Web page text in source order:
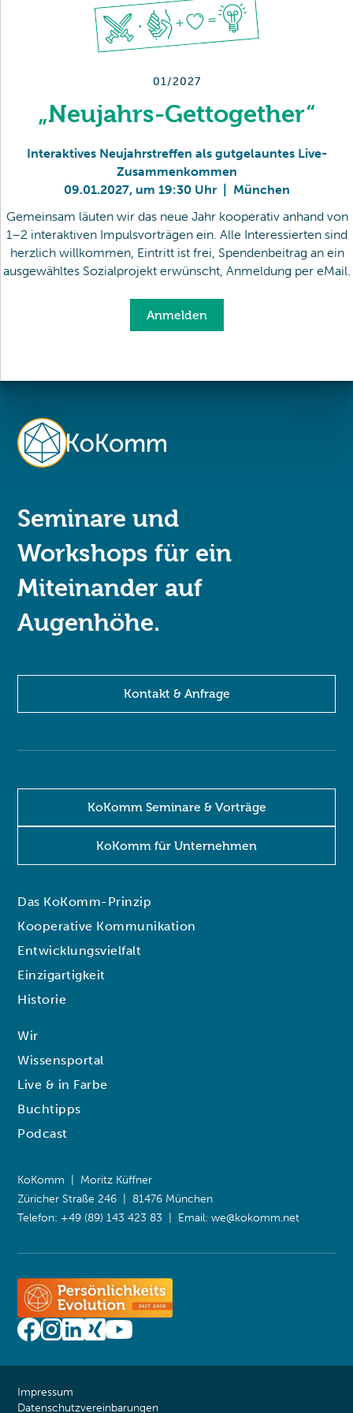
01/2027
„Neujahrs-Gettogether“
Interaktives Neujahrstreffen als gutgelauntes Live-
Zusammenkommen
09.01.2027, um 19:30 Uhr
München
Gemeinsam läuten wir das neue Jahr kooperativ anhand von
1–2 interaktiven Impulsvorträgen ein. Alle Interessierten sind
herzlich willkommen, Eintritt ist frei, Spendenbeitrag an ein
ausgewähltes Sozialprojekt erwünscht, Anmeldung per eMail.
Anmelden
Seminare und
Workshops für ein
Miteinander auf
Augenhöhe.
Kontakt & Anfrage
KoKomm Seminare & Vorträge
KoKomm für Unternehmen
KoKomm | Moritz Küffner
Züricher Straße 246 | 81476 München
Telefon: +49 (89) 143 423 83 | Email:we@kokomm.net
Das KoKomm-Prinzip
Kooperative Kommunikation
Entwicklungsvielfalt
Einzigartigkeit
Historie
Wir
Wissensportal
Live & in Farbe
Buchtipps
Podcast
Impressum
Datenschutzvereinbarungen